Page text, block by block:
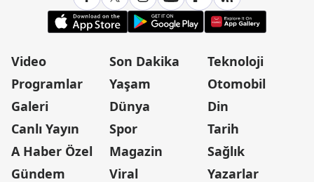
Video
Programlar
Galeri
Canlı Yayın
A Haber Özel
Gündem
Son Dakika
Yaşam
Dünya
Spor
Magazin
Viral
Teknoloji
Otomobil
Din
Tarih
Sağlık
Yazarlar